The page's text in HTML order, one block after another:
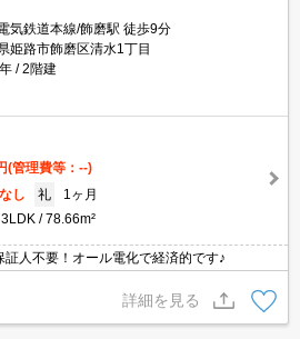
気鉄道本線/飾磨駅 徒歩9分
姫路市飾磨区清水1丁目
2階建
(管理費等：--)
なし 礼
1ヶ月
3LDK 78.66m²
人不要！オール電化で経済的です♪
詳細を見る